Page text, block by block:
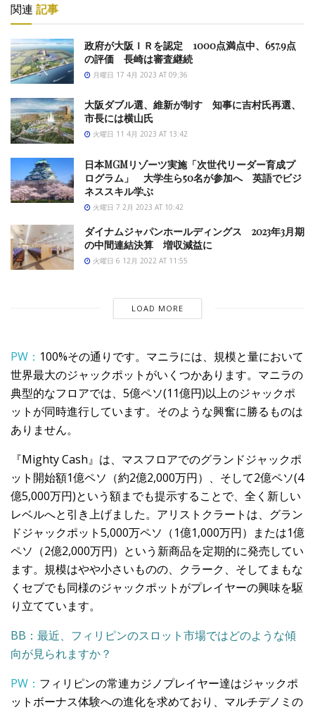
関連 記事
政府が大阪ＩＲを認定 1000点満点中、657.9点
の評価 長崎は審査継続
月曜日 17 4月 2023 AT 09:36
大阪ダブル選、維新が制す 知事に吉村氏再選、
市長には横山氏
火曜日 11 4月 2023 AT 13:42
日本MGMリゾーツ実施「次世代リーダー育成プ
ログラム」 大学生ら50名が参加へ 英語でビジ
ネススキル学ぶ
火曜日 7 2月 2023 AT 10:42
ダイナムジャパンホールディングス 2023年3月期
の中間連結決算 増収減益に
火曜日 6 12月 2022 AT 11:55
LOAD MORE
PW： 100%その通りです。マニラには、規模と量において
世界最大のジャックポットがいくつかあります。マニラの
典型的なフロアでは、5億ペソ(11億円)以上のジャックポ
ットが同時進行しています。そのような興奮に勝るものは
ありません。
『Mighty Cash』は、マスフロアでのグランドジャックポ
ット開始額1億ペソ（約2億2,000万円）、そして2億ペソ(4
億5,000万円)という額までも提示することで、全く新しい
レベルへと引き上げました。アリストクラートは、グラン
ドジャックポット5,000万ペソ（1億1,000万円）または1億
ペソ（2億2,000万円）という新商品を定期的に発売してい
ます。規模はやや小さいものの、クラーク、そしてまもな
くセブでも同様のジャックポットがプレイヤーの興味を駆
り立てています。
BB：最近、フィリピンのスロット市場ではどのような傾
向が見られますか？
PW： フィリピンの常連カジノプレイヤー達はジャックポ
ットボーナス体験への進化を求めており、マルチデノミの